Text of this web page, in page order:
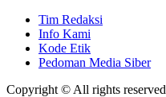
Tim Redaksi
Info Kami
Kode Etik
Pedoman Media Siber
Copyright © All rights reserved